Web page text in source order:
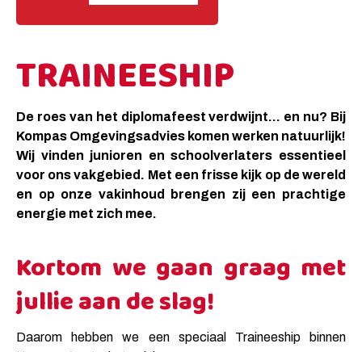
TRAINEESHIP
De roes van het diplomafeest verdwijnt… en nu? Bij
Kompas Omgevingsadvies komen werken natuurlijk!
Wij vinden junioren en schoolverlaters essentieel
voor ons vakgebied. Met een frisse kijk op de wereld
en op onze vakinhoud brengen zij een prachtige
energie met zich mee.
Kortom we gaan graag met
jullie aan de slag!
Daarom hebben we een speciaal Traineeship binnen